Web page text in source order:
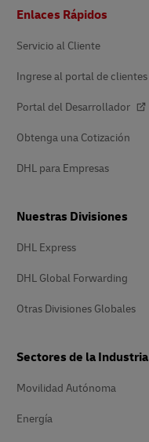
de
Enlaces Rápidos
Servicio al Cliente
Ingrese al portal de clientes
Portal del Desarrollador
Obtenga una Cotización
DHL para Empresas
Nuestras Divisiones
DHL Express
DHL Global Forwarding
Otras Divisiones Globales
Sectores de la Industria
Movilidad Autónoma
Energía